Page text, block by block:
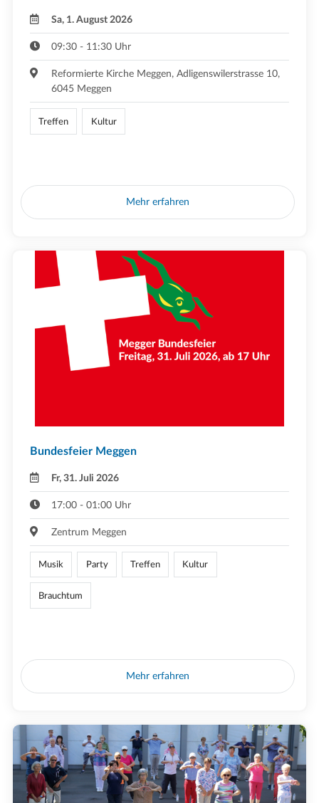
Sa, 1. August 2026
09:30 - 11:30 Uhr
Reformierte Kirche Meggen, Adligenswilerstrasse 10,
6045 Meggen
Treffen Kultur
Mehr erfahren
Bundesfeier Meggen
Fr, 31. Juli 2026
17:00 - 01:00 Uhr
Zentrum Meggen
Musik Party Treffen Kultur
Brauchtum
Mehr erfahren